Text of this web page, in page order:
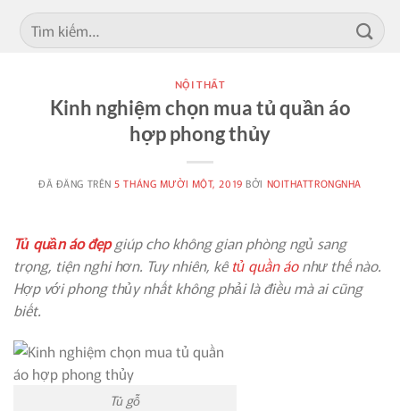
Tìm
kiếm:
NỘI THẤT
Kinh nghiệm chọn mua tủ quần áo
hợp phong thủy
ĐÃ ĐĂNG TRÊN 5 THÁNG MƯỜI MỘT, 2019 BỞI NOITHATTRONGNHA
Tủ quần áo đẹpgiúp cho không gian phòng ngủ sang
trọng, tiện nghi hơn. Tuy nhiên, kê tủ quần áonhư thế nào.
Hợp với phong thủy nhất không phải là điều mà ai cũng
biết.
Tủ gỗ